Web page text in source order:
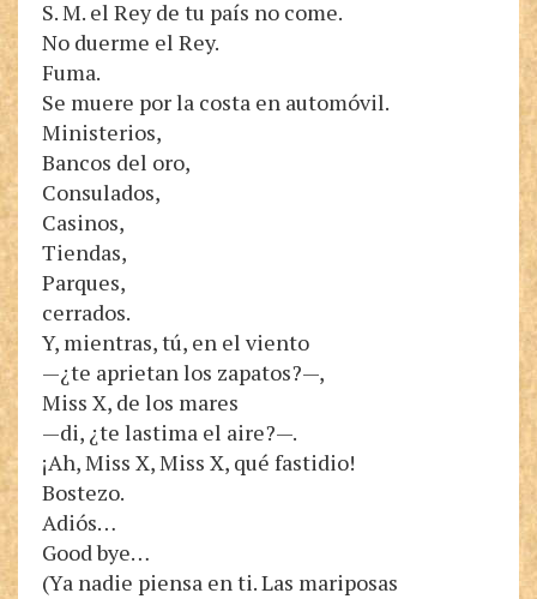
S. M. el Rey de tu país no come.
No duerme el Rey.
Fuma.
Se muere por la costa en automóvil.
Ministerios,
Bancos del oro,
Consulados,
Casinos,
Tiendas,
Parques,
cerrados.
Y, mientras, tú, en el viento
—¿te aprietan los zapatos?—,
Miss X, de los mares
—di, ¿te lastima el aire?—.
¡Ah, Miss X, Miss X, qué fastidio!
Bostezo.
Adiós…
Good bye…
(Ya nadie piensa en ti. Las mariposas